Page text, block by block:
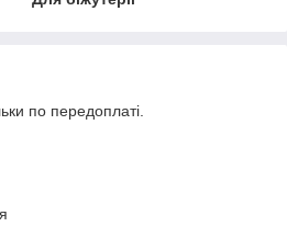
по передоплаті.